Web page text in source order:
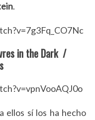
.
in the Dark /
ellos sí los ha hecho